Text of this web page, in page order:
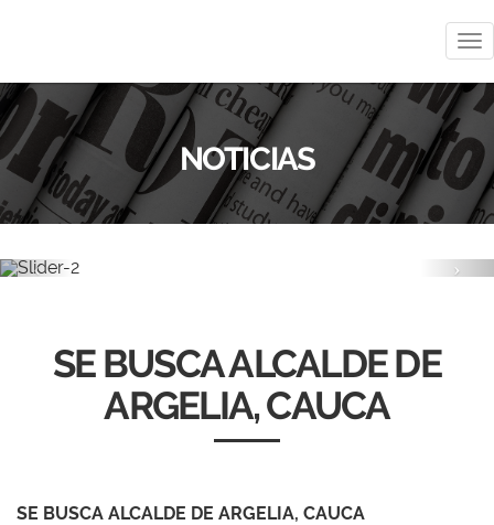
NOTICIAS
Previous
SE BUSCA ALCALDE DE
ARGELIA, CAUCA
SE BUSCA ALCALDE DE ARGELIA, CAUCA